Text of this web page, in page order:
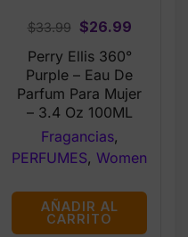
$33.99
Original
price
was:
$33.99.
$26.99Current
is:
$26.99.
Perry Ellis 360°
Purple – Eau De
Parfum Para Mujer
– 3.4 Oz 100ML
Fragancias,
PERFUMES, Women
AÑADIR AL
CARRITO